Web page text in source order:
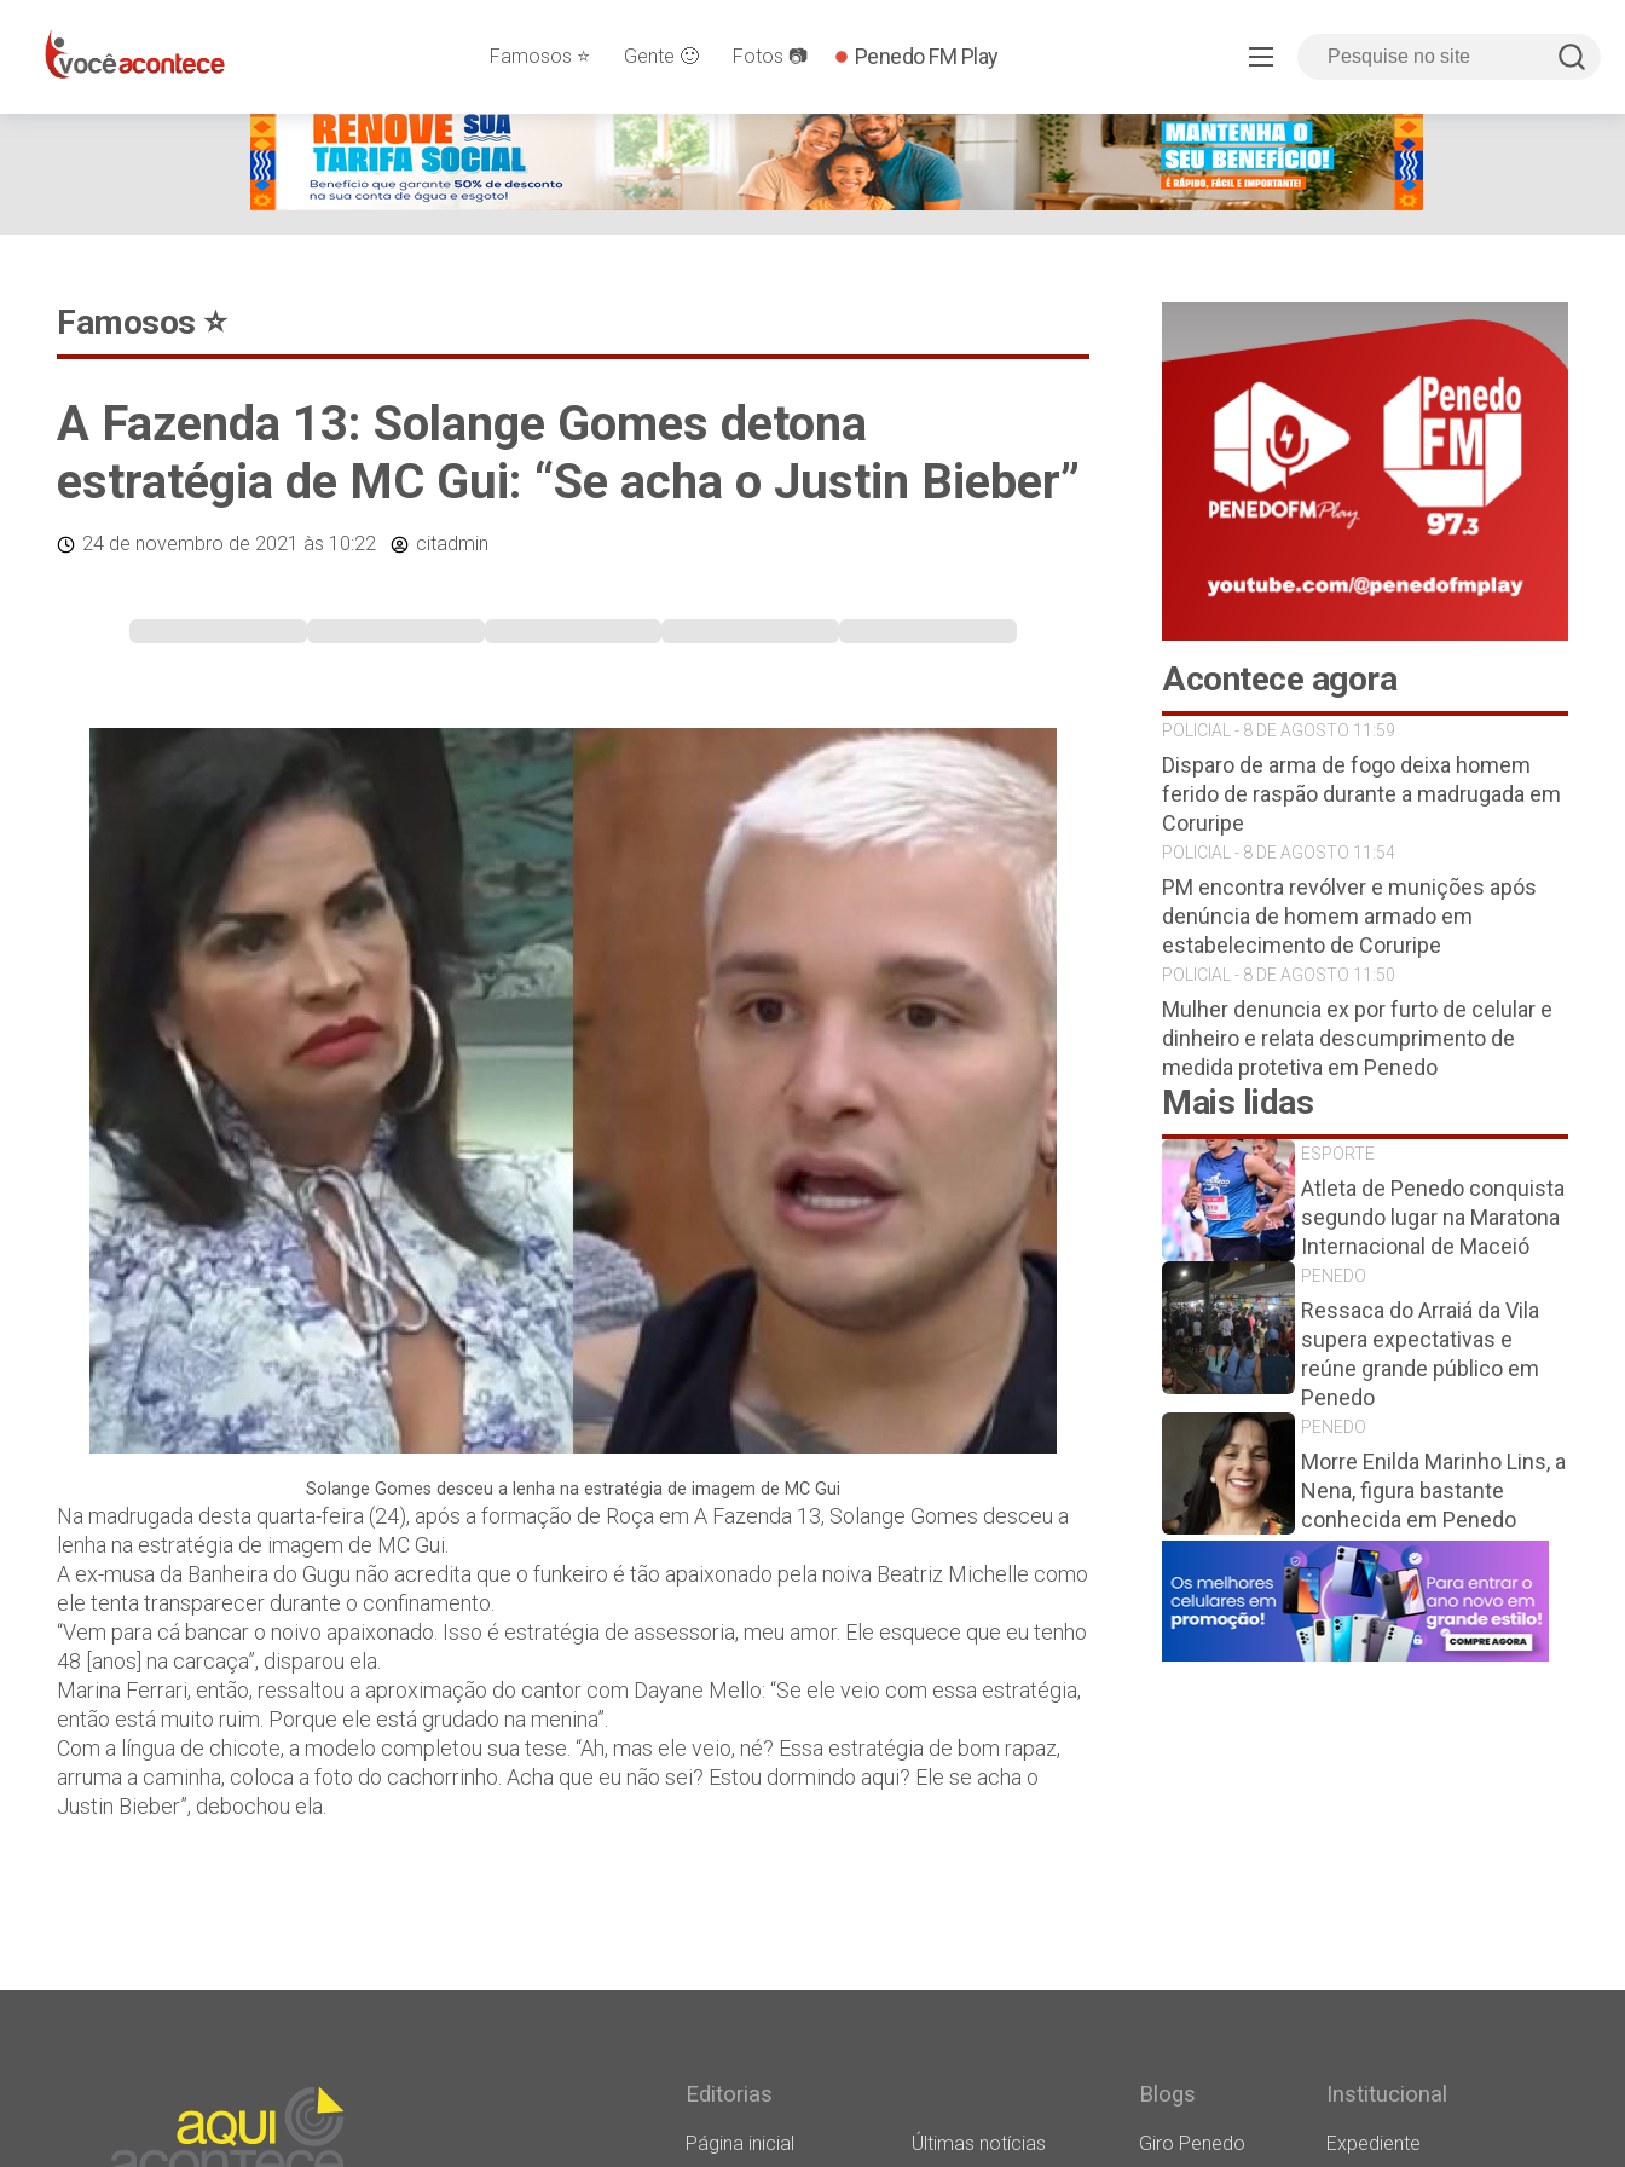
Famosos ⭐️ Gente 🙂 Fotos 📷 Penedo FM Play
Famosos ⭐️
A Fazenda 13: Solange Gomes detona
estratégia de MC Gui: “Se acha o Justin Bieber”
24 de novembro de 2021 às 10:22 citadmin
Solange Gomes desceu a lenha na estratégia de imagem de MC Gui
Na madrugada desta quarta-feira (24), após a formação de Roça em A Fazenda 13, Solange Gomes desceu a
lenha na estratégia de imagem de MC Gui.
A ex-musa da Banheira do Gugu não acredita que o funkeiro é tão apaixonado pela noiva Beatriz Michelle como
ele tenta transparecer durante o confinamento.
“Vem para cá bancar o noivo apaixonado. Isso é estratégia de assessoria, meu amor. Ele esquece que eu tenho
48 [anos] na carcaça”, disparou ela.
Marina Ferrari, então, ressaltou a aproximação do cantor com Dayane Mello: “Se ele veio com essa estratégia,
então está muito ruim. Porque ele está grudado na menina”.
Com a língua de chicote, a modelo completou sua tese. “Ah, mas ele veio, né? Essa estratégia de bom rapaz,
arruma a caminha, coloca a foto do cachorrinho. Acha que eu não sei? Estou dormindo aqui? Ele se acha o
Justin Bieber”, debochou ela.
Acontece agora
POLICIAL - 8 DE AGOSTO 11:59
Disparo de arma de fogo deixa homem
ferido de raspão durante a madrugada em
Coruripe
POLICIAL - 8 DE AGOSTO 11:54
PM encontra revólver e munições após
denúncia de homem armado em
estabelecimento de Coruripe
POLICIAL - 8 DE AGOSTO 11:50
Mulher denuncia ex por furto de celular e
dinheiro e relata descumprimento de
medida protetiva em Penedo
Mais lidas
ESPORTE
Atleta de Penedo conquista
segundo lugar na Maratona
Internacional de Maceió
PENEDO
Ressaca do Arraiá da Vila
supera expectativas e
reúne grande público em
Penedo
PENEDO
Morre Enilda Marinho Lins, a
Nena, figura bastante
conhecida em Penedo
Editorias
Página inicial Últimas notícias
Blogs
Giro Penedo
Institucional
Expediente